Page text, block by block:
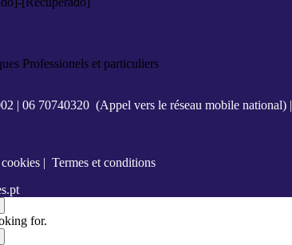
Professionels et particuliers
| 06 70740320 (Appel vers le réseau mobile national) |
| Termes et conditions
for.